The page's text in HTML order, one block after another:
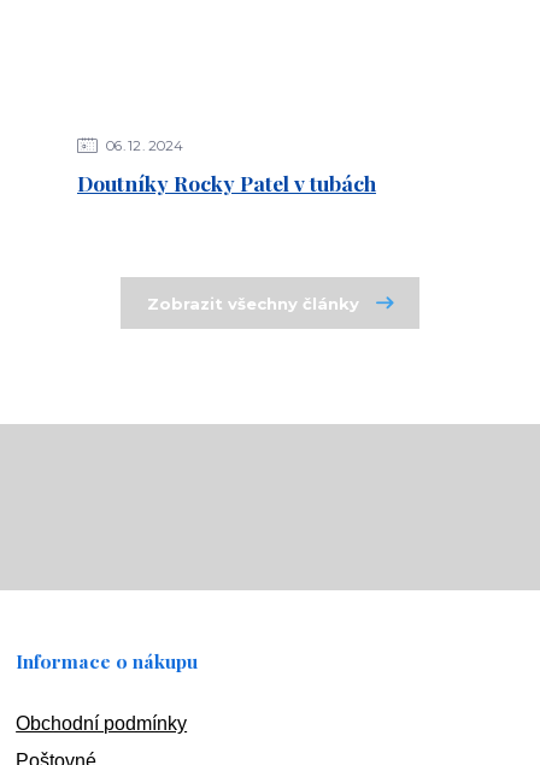
06 12 2024
Doutníky Rocky Patel v tubách
Zobrazit všechny články
Informace o nákupu
Obchodní podmínky
Poštovné